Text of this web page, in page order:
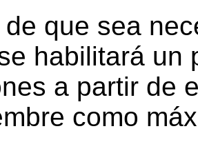
de que sea
habilitará un
a partir de
como